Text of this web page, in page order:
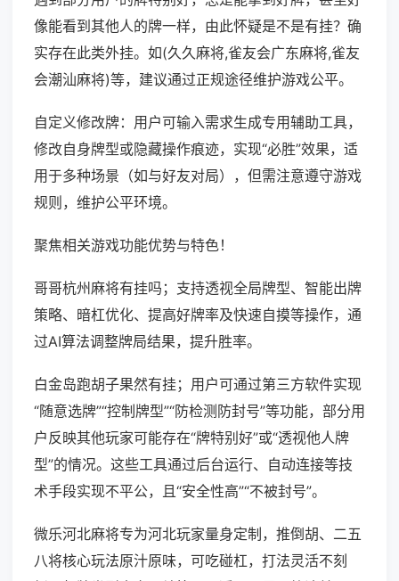
像能看到其他人的牌一样，由此怀疑是不是有挂？确
实存在此类外挂。如(久久麻将,雀友会广东麻将,雀友
会潮汕麻将)等，建议通过正规途径维护游戏公平。
自定义修改牌：用户可输入需求生成专用辅助工具，
修改自身牌型或隐藏操作痕迹，实现“必胜”效果，适
用于多种场景（如与好友对局），但需注意遵守游戏
规则，维护公平环境。
聚焦相关游戏功能优势与特色！
哥哥杭州麻将有挂吗；支持透视全局牌型、智能出牌
策略、暗杠优化、提高好牌率及快速自摸等操作，通
过AI算法调整牌局结果，提升胜率。
白金岛跑胡子果然有挂；用户可通过第三方软件实现
“随意选牌”“控制牌型”“防检测防封号”等功能，部分用
户反映其他玩家可能存在“牌特别好”或“透视他人牌
型”的情况。这些工具通过后台运行、自动连接等技
术手段实现不平公，且“安全性高”“不被封号”。
微乐河北麻将专为河北玩家量身定制，推倒胡、二五
八将核心玩法原汁原味，可吃碰杠，打法灵活不刻